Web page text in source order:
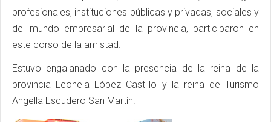
profesionales, instituciones públicas y privadas, sociales y
del mundo empresarial de la provincia, participaron en
este corso de la amistad.
Estuvo engalanado con la presencia de la reina de la
provincia Leonela López Castillo y la reina de Turismo
Angella Escudero San Martín.